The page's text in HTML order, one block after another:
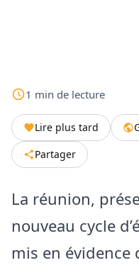
1 min de lecture
Lire plus tard
Partager
La réunion,
nouveau cycle
mis en évidence